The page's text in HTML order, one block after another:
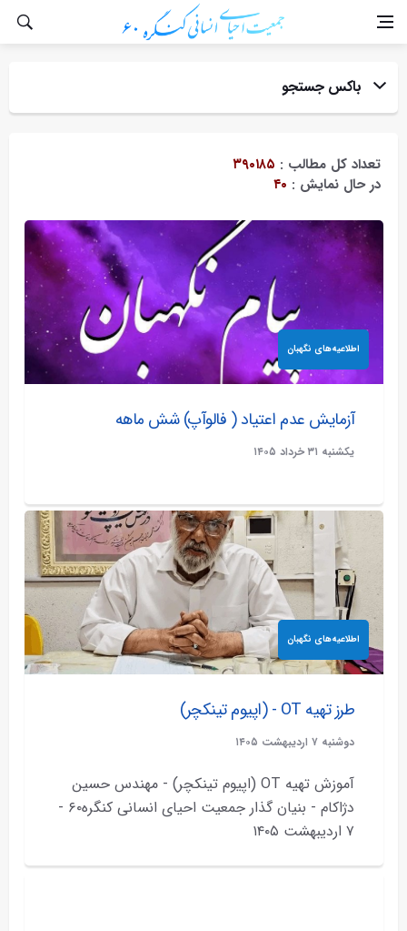
باکس جستجو
گروه مطلب:
تعداد کل مطالب : ۳۹۰۱۸۵
در حال نمایش : ۴۰
اطلاعیه‌های نگهبان
آزمایش عدم اعتیاد ( فالوآپ) شش ماهه
يکشنبه ۳۱ خرداد ۱۴۰۵
اطلاعیه‌های نگهبان
طرز تهیه OT - (اپیوم تینکچر)
دوشنبه ۷ ارديبهشت ۱۴۰۵
آموزش تهیه OT (اپیوم تینکچر) - مهندس حسین
دژاکام - بنیان گذار جمعیت احیای انسانی کنگره۶۰ -
۷ اردیبهشت ۱۴۰۵